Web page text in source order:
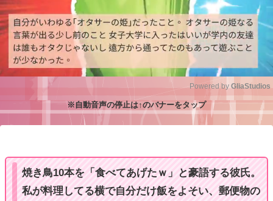
M
Powered by GliaStudios
※自動音声の停止は↑のバナーをタップ
焼き鳥10本を「食べてあげたｗ」と豪語する彼氏。
私が料理してる横で自分だけ飯をよそい、郵便物の